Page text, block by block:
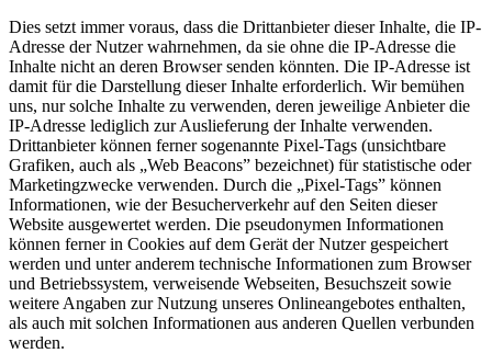
Dies setzt immer voraus, dass die Drittanbieter dieser Inhalte, die IP-
Adresse der Nutzer wahrnehmen, da sie ohne die IP-Adresse die
Inhalte nicht an deren Browser senden könnten. Die IP-Adresse ist
damit für die Darstellung dieser Inhalte erforderlich. Wir bemühen
uns, nur solche Inhalte zu verwenden, deren jeweilige Anbieter die
IP-Adresse lediglich zur Auslieferung der Inhalte verwenden.
Drittanbieter können ferner sogenannte Pixel-Tags (unsichtbare
Grafiken, auch als „Web Beacons” bezeichnet) für statistische oder
Marketingzwecke verwenden. Durch die „Pixel-Tags” können
Informationen, wie der Besucherverkehr auf den Seiten dieser
Website ausgewertet werden. Die pseudonymen Informationen
können ferner in Cookies auf dem Gerät der Nutzer gespeichert
werden und unter anderem technische Informationen zum Browser
und Betriebssystem, verweisende Webseiten, Besuchszeit sowie
weitere Angaben zur Nutzung unseres Onlineangebotes enthalten,
als auch mit solchen Informationen aus anderen Quellen verbunden
werden.